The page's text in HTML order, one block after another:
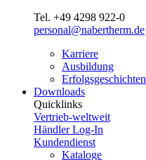
Tel. +49 4298 922-0
personal@nabertherm.de
Karriere
Ausbildung
Erfolgsgeschichten
Downloads
Quicklinks
Vertrieb-weltweit
Händler Log-In
Kundendienst
Kataloge